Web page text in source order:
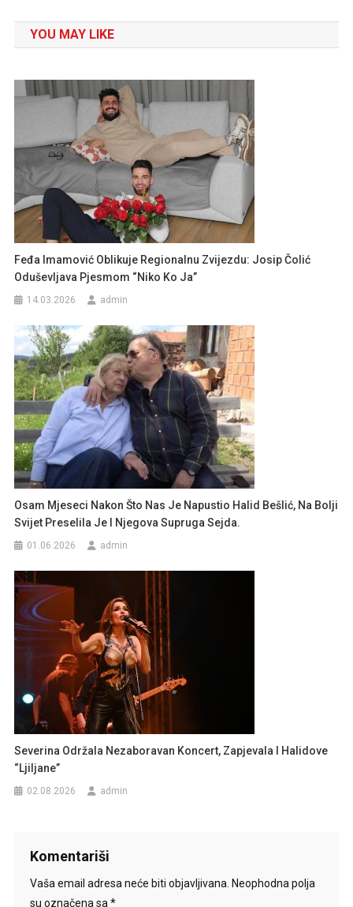
članaka
YOU MAY LIKE
Feđa Imamović Oblikuje Regionalnu Zvijezdu: Josip Čolić
Oduševljava Pjesmom “Niko Ko Ja”
14.03.2026 admin
Osam Mjeseci Nakon Što Nas Je Napustio Halid Bešlić, Na Bolji
Svijet Preselila Je I Njegova Supruga Sejda.
01.06.2026 admin
Severina Održala Nezaboravan Koncert, Zapjevala I Halidove
“Ljiljane”
02.08.2026 admin
Komentariši
Vaša email adresa neće biti objavljivana. Neophodna polja
su označena sa*